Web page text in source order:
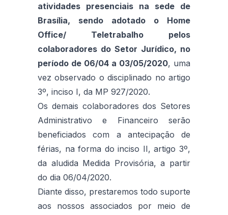
atividades presenciais na sede de
Brasília, sendo adotado o Home
Office/ Teletrabalho pelos
colaboradores do Setor Jurídico, no
período de 06/04 a 03/05/2020, uma
vez observado o disciplinado no artigo
3º, inciso I, da MP 927/2020.
Os demais colaboradores dos Setores
Administrativo e Financeiro serão
beneficiados com a antecipação de
férias, na forma do inciso II, artigo 3º,
da aludida Medida Provisória, a partir
do dia 06/04/2020.
Diante disso, prestaremos todo suporte
aos nossos associados por meio de